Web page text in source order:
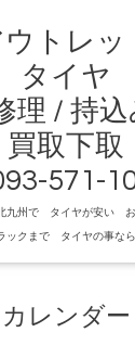
トレッ
タイヤ
理 / 持
買取下取
571-
九州で タイヤが安い お
ックまで タイヤの事な
カレンダー